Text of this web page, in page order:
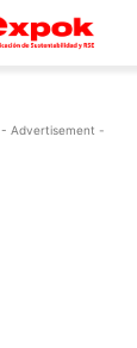
- Advertisement -